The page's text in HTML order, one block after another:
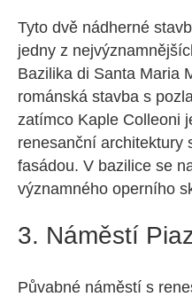
Tyto dvě nádherné
jedny z
Bazilika di Santa Maria
románská stavba s
zatímco Kaple Colleoni
renesanční architektury
fasádou. V bazilice se
významného operního
3. Náměstí
Půvabné náměstí s